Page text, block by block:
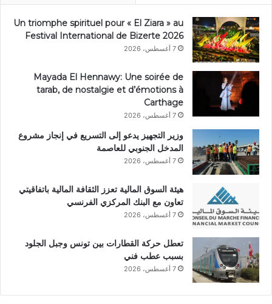
Un triomphe spirituel pour « El Ziara » au
Festival International de Bizerte 2026
7 أغسطس، 2026
Mayada El Hennawy: Une soirée de
tarab, de nostalgie et d’émotions à
Carthage
7 أغسطس، 2026
وزير التجهيز يدعو إلى التسريع في إنجاز مشروع
المدخل الجنوبي للعاصمة
7 أغسطس، 2026
هيئة السوق المالية تعزز الثقافة المالية باتفاقيتي
تعاون مع البنك المركزي الفرنسي
7 أغسطس، 2026
تعطل حركة القطارات بين تونس وجبل الجلود
بسبب عطب فني
7 أغسطس، 2026